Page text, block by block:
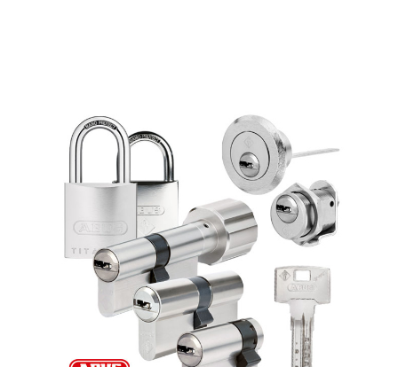
ES-Anlage ABUS Bravus 3000 #81848
61,31 €
vč. 19% DPH beznákladů na dopravu
- +
Dodací lhůta: 2-3 Wochen